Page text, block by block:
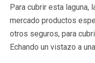
Para cubrir esta laguna,
mercado productos
otros seguros, para
Echando un vistazo a